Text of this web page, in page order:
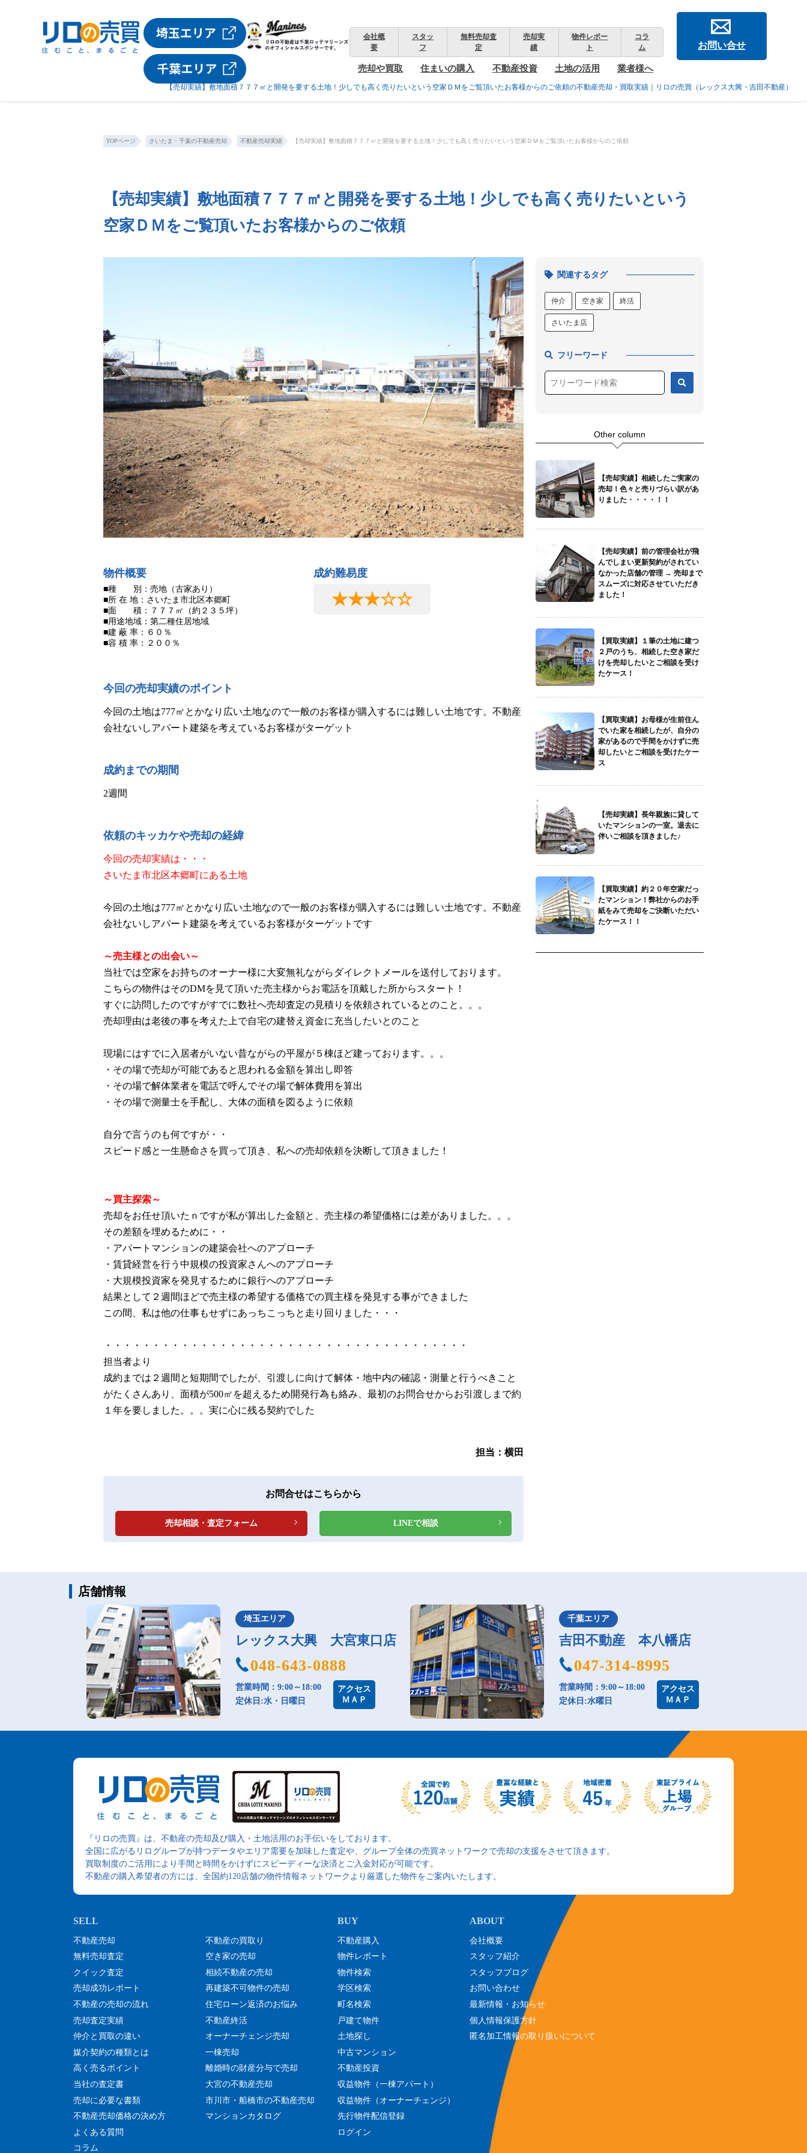
【売却実績】敷地面積７７７㎡と開発を要する土地！少しでも高く売りたいという空家ＤＭをご覧頂いたお客様からのご依頼の不動産売却・買取実績｜リロの売買（レックス大興・吉田不動産）
会社概
要
スタッ
フ
無料売却査
定
売却実
績
物件レポー
ト
コラ
ム
売却や買取 住まいの購入 不動産投資 土地の活用 業者様へ
お問い合せ
TOPページ さいたま・千葉の不動産売却 不動産売却実績 【売却実績】敷地面積７７７㎡と開発を要する土地！少しでも高く売りたいという空家ＤＭをご覧頂いたお客様からのご依頼
【売却実績】敷地面積７７７㎡と開発を要する土地！少しでも高く売りたいという
空家ＤＭをご覧頂いたお客様からのご依頼
物件概要
■種 別：売地（古家あり）
■所 在 地：さいたま市北区本郷町
■面 積：７７７㎡（約２３５坪）
■用途地域：第二種住居地域
■建 蔽 率：６０％
■容 積 率：２００％
成約難易度
★★★☆☆
今回の売却実績のポイント
今回の土地は777㎡とかなり広い土地なので一般のお客様が購入するには難しい土地です。不動産
会社ないしアパート建築を考えているお客様がターゲット
成約までの期間
2週間
依頼のキッカケや売却の経緯
今回の売却実績は・・・
さいたま市北区本郷町にある土地
今回の土地は777㎡とかなり広い土地なので一般のお客様が購入するには難しい土地です。不動産
会社ないしアパート建築を考えているお客様がターゲットです
～売主様との出会い～
当社では空家をお持ちのオーナー様に大変無礼ながらダイレクトメールを送付しております。
こちらの物件はそのDMを見て頂いた売主様からお電話を頂戴した所からスタート！
すぐに訪問したのですがすでに数社へ売却査定の見積りを依頼されているとのこと。。。
売却理由は老後の事を考えた上で自宅の建替え資金に充当したいとのこと
現場にはすでに入居者がいない昔ながらの平屋が５棟ほど建っております。。。
・その場で売却が可能であると思われる金額を算出し即答
・その場で解体業者を電話で呼んでその場で解体費用を算出
・その場で測量士を手配し、大体の面積を図るように依頼
自分で言うのも何ですが・・
スピード感と一生懸命さを買って頂き、私への売却依頼を決断して頂きました！
～買主探索～
売却をお任せ頂いたｎですが私が算出した金額と、売主様の希望価格には差がありました。。。
その差額を埋めるために・・
・アパートマンションの建築会社へのアプローチ
・賃貸経営を行う中規模の投資家さんへのアプローチ
・大規模投資家を発見するために銀行へのアプローチ
結果として２週間ほどで売主様の希望する価格での買主様を発見する事ができました
この間、私は他の仕事もせずにあっちこっちと走り回りました・・・
・・・・・・・・・・・・・・・・・・・・・・・・・・・・・・・・・・・・・・
担当者より
成約までは２週間と短期間でしたが、引渡しに向けて解体・地中内の確認・測量と行うべきこと
がたくさんあり、面積が500㎡を超えるため開発行為も絡み、最初のお問合せからお引渡しまで約
１年を要しました。。。実に心に残る契約でした
担当：横田
お問合せはこちらから
売却相談・査定フォーム LINEで相談
関連するタグ
仲介 空き家 終活
さいたま店
フリーワード
Other column
【売却実績】相続したご実家の
売却！色々と売りづらい訳があ
りました・・・・！！
【売却実績】前の管理会社が飛
んでしまい更新契約がされてい
なかった店舗の管理 → 売却まで
スムーズに対応させていただき
ました！
【買取実績】１筆の土地に建つ
２戸のうち、相続した空き家だ
けを売却したいとご相談を受け
たケース！
【買取実績】お母様が生前住ん
でいた家を相続したが、自分の
家があるので手間をかけずに売
却したいとご相談を受けたケー
ス
【売却実績】長年親族に貸して
いたマンションの一室。退去に
伴いご相談を頂きました♪
【買取実績】約２０年空家だっ
たマンション！弊社からのお手
紙をみて売却をご決断いただい
たケース！！
店舗情報
埼玉エリア
レックス大興 大宮東口店
048-643-0888
営業時間：9:00～18:00
定休日:水・日曜日
アクセス
ＭＡＰ
千葉エリア
吉田不動産 本八幡店
047-314-8995
営業時間：9:00～18:00
定休日:水曜日
アクセス
ＭＡＰ
『リロの売買』は、不動産の売却及び購入・土地活用のお手伝いをしております。
全国に広がるリログループが持つデータやエリア需要を加味した査定や、グループ全体の売買ネットワークで売却の支援をさせて頂きます。
買取制度のご活用により手間と時間をかけずにスピーディーな決済とご入金対応が可能です。
不動産の購入希望者の方には、全国約120店舗の物件情報ネットワークより厳選した物件をご案内いたします。
不動産売却
無料売却査定
クイック査定
売却成功レポート
不動産の売却の流れ
売却査定実績
仲介と買取の違い
媒介契約の種類とは
高く売るポイント
当社の査定書
売却に必要な書類
不動産売却価格の決め方
よくある質問
コラム
不動産の買取り
空き家の売却
相続不動産の売却
再建築不可物件の売却
住宅ローン返済のお悩み
不動産終活
オーナーチェンジ売却
一棟売却
離婚時の財産分与で売却
大宮の不動産売却
市川市・船橋市の不動産売却
マンションカタログ
不動産購入
物件レポート
物件検索
学区検索
町名検索
戸建て物件
土地探し
中古マンション
不動産投資
収益物件（一棟アパート）
収益物件（オーナーチェンジ）
先行物件配信登録
ログイン
会社概要
スタッフ紹介
スタッフブログ
お問い合わせ
最新情報・お知らせ
個人情報保護方針
匿名加工情報の取り扱いについて